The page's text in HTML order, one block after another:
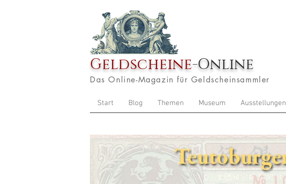
Geldscheine-Online
Das Online-Magazin für Geldscheinsammler
Start Blog Themen Museum Ausstellungen